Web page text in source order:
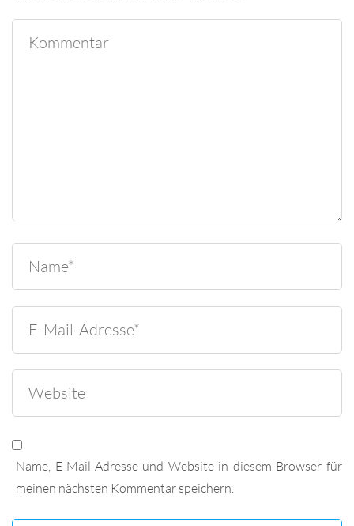
Name, E-Mail-Adresse und Website in diesem Browser für
meinen nächsten Kommentar speichern.